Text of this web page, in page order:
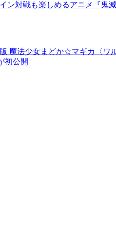
ン対戦も楽しめるアニメ『
魔法少女まどか☆マギカ〈ワ
初公開